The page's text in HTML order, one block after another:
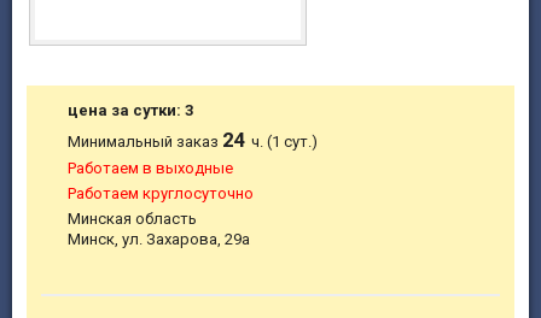
цена за сутки: 3
Минимальный заказ 24ч. (1 сут.)
Работаем в выходные
Работаем круглосуточно
Минская область
Минск, ул. Захарова, 29а